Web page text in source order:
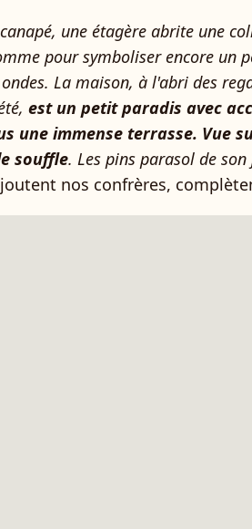
une étagère abrite une
pour symboliser encore un
La maison, à l'abri des
est un petit paradis avec
une immense terrasse. Vue
souffle. Les pins parasol de
nos confrères,